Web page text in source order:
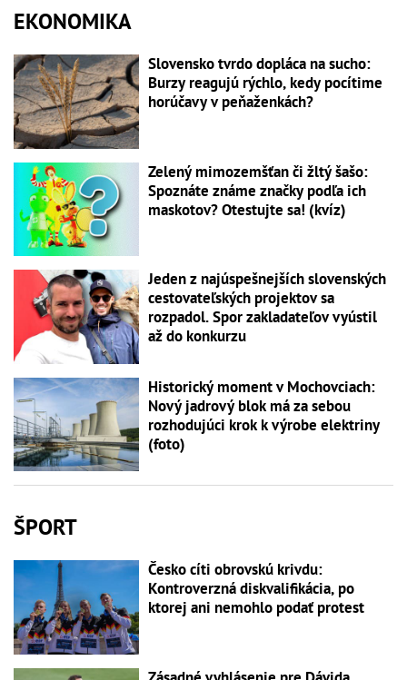
EKONOMIKA
Slovensko tvrdo dopláca na sucho:
Burzy reagujú rýchlo, kedy pocítime
horúčavy v peňaženkách?
Zelený mimozemšťan či žltý šašo:
Spoznáte známe značky podľa ich
maskotov? Otestujte sa! (kvíz)
Jeden z najúspešnejších slovenských
cestovateľských projektov sa
rozpadol. Spor zakladateľov vyústil
až do konkurzu
Historický moment v Mochovciach:
Nový jadrový blok má za sebou
rozhodujúci krok k výrobe elektriny
(foto)
ŠPORT
Česko cíti obrovskú krivdu:
Kontroverzná diskvalifikácia, po
ktorej ani nemohlo podať protest